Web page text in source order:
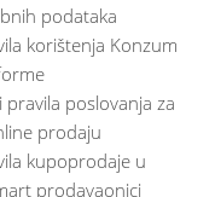
podataka
korištenja Konzum
pravila poslovanja za
prodaju
kupoprodaje u
prodavaonici